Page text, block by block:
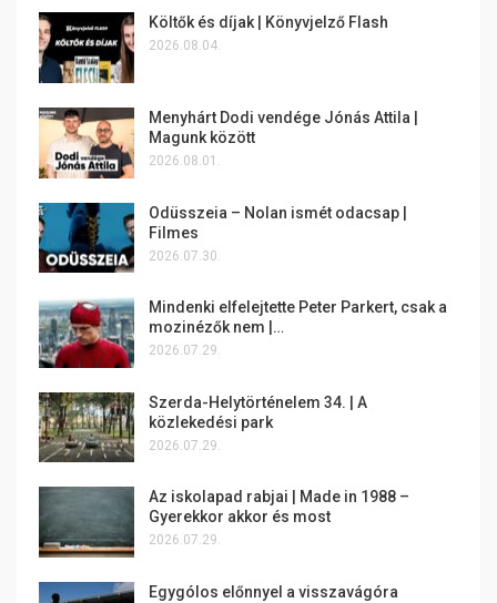
Költők és díjak | Könyvjelző Flash
2026.08.04.
Menyhárt Dodi vendége Jónás Attila |
Magunk között
2026.08.01.
Odüsszeia – Nolan ismét odacsap |
Filmes
2026.07.30.
Mindenki elfelejtette Peter Parkert, csak a
mozinézők nem |…
2026.07.29.
Szerda-Helytörténelem 34. | A
közlekedési park
2026.07.29.
Az iskolapad rabjai | Made in 1988 –
Gyerekkor akkor és most
2026.07.29.
Egygólos előnnyel a visszavágóra